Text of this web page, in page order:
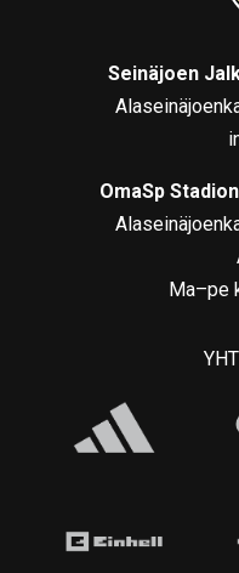
Seinäjoen
OmaSp
Ma–pe